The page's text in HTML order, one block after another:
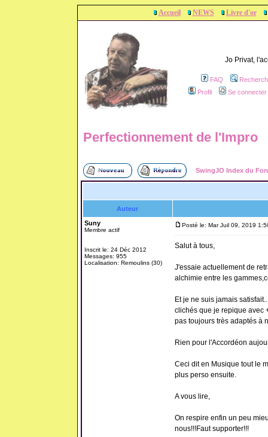
Accueil NEWS Livre d'or
Jo Privat,
FAQ
Profil
Se
Perfectionnement de l'Impro
SwingJO Index du
Auteur
Suny
Membre actif
Inscrit le: 24 Déc 2012
Messages: 955
Localisation: Remoulins (30)
Posté le: Mar Juil 09, 2019
Salut à tous,
J'essaie actuellement de
alchimie entre les
Et je ne suis jamais
clichés que je repique avec
pas toujours très adaptés à
Rien pour l'Accordéon
Ceci dit en Musique tout le
plus perso ensuite.
A vous lire,
On respire enfin un peu
nous!!!Faut supporter!!!